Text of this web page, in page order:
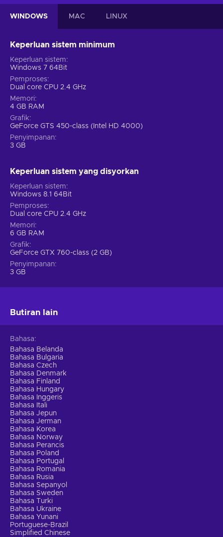
WINDOWS MAC LINUX
Keperluan sistem minimum
Keperluan sistem
Windows 7 64Bit
Pemproses
Dual core CPU 2.4 GHz
Memori
4 GB RAM
Grafik
GeForce GTS 450-class (Intel HD 4000)
Penyimpanan
3 GB
Keperluan sistem yang disyorkan
Keperluan sistem
Windows 8.1 64Bit
Pemproses
Dual core CPU 2.4 GHz
Memori
6 GB RAM
Grafik
GeForce GTX 760-class (2 GB)
Penyimpanan
3 GB
Butiran lain
Bahasa
Bahasa Belanda
Bahasa Bulgaria
Bahasa Czech
Bahasa Denmark
Bahasa Finland
Bahasa Hungary
Bahasa Inggeris
Bahasa Itali
Bahasa Jepun
Bahasa Jerman
Bahasa Korea
Bahasa Norway
Bahasa Perancis
Bahasa Poland
Bahasa Portugal
Bahasa Romania
Bahasa Rusia
Bahasa Sepanyol
Bahasa Sweden
Bahasa Turki
Bahasa Ukraine
Bahasa Yunani
Portuguese-Brazil
Simplified Chinese